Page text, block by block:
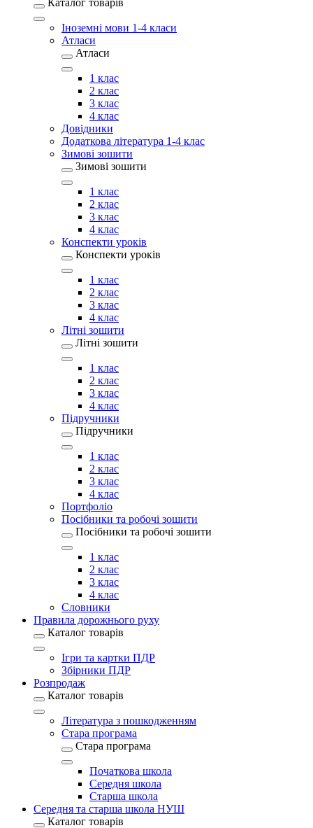
Каталог товарів
Іноземні мови 1-4 класи
Атласи
Атласи
1 клас
2 клас
3 клас
4 клас
Довідники
Додаткова література 1-4 клас
Зимові зошити
Зимові зошити
1 клас
2 клас
3 клас
4 клас
Конспекти уроків
Конспекти уроків
1 клас
2 клас
3 клас
4 клас
Літні зошити
Літні зошити
1 клас
2 клас
3 клас
4 клас
Підручники
Підручники
1 клас
2 клас
3 клас
4 клас
Портфоліо
Посібники та робочі зошити
Посібники та робочі зошити
1 клас
2 клас
3 клас
4 клас
Словники
Правила дорожнього руху
Каталог товарів
Ігри та картки ПДР
Збірники ПДР
Розпродаж
Каталог товарів
Література з пошкодженням
Стара програма
Стара програма
Початкова школа
Середня школа
Старша школа
Середня та старша школа НУШ
Каталог товарів